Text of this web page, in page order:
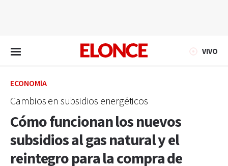
VIVO
ECONOMÍA
Cambios en subsidios energéticos
Cómo funcionan los nuevos
subsidios al gas natural y el
reintegro para la compra de